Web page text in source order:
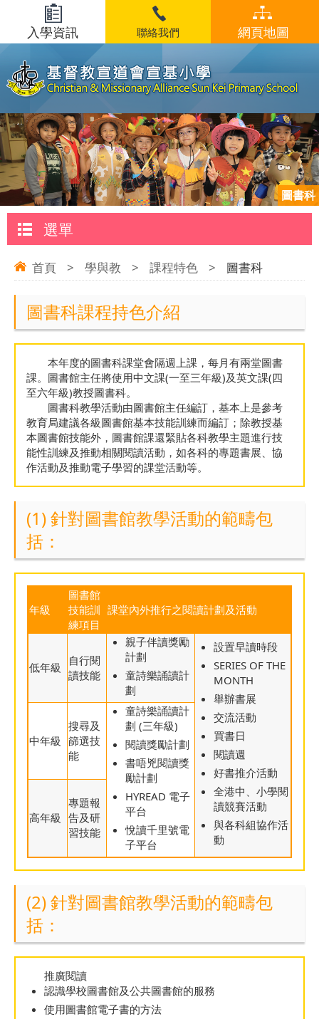
入學資訊 聯絡我們 網頁地圖
圖書科
選單
首頁 > 學與教 > 課程特色 > 圖書科
圖書科課程持色介紹
本年度的圖書科課堂會隔週上課，每月有兩堂圖書
課。圖書館主任將使用中文課(一至三年級)及英文課(四
至六年級)教授圖書科。
圖書科教學活動由圖書館主任編訂，基本上是參考
教育局建議各級圖書館基本技能訓練而編訂；除教授基
本圖書館技能外，圖書館課還緊貼各科教學主題進行技
能性訓練及推動相關閱讀活動，如各科的專題書展、協
作活動及推動電子學習的課堂活動等。
(1) 針對圖書館教學活動的範疇包
括：
年級
圖書館
技能訓
練項目
課堂內外推行之閱讀計劃及活動
低年級
自行閱
讀技能
親子伴讀獎勵
計劃
童詩樂誦讀計
劃
設置早讀時段
SERIES OF THE
MONTH
舉辦書展
交流活動
買書日
閱讀週
好書推介活動
全港中、小學閱
讀競賽活動
與各科組協作活
動
中年級
搜尋及
篩選技
能
童詩樂誦讀計
劃 (三年級)
閱讀獎勵計劃
書唔兇閱讀獎
勵計劃
HYREAD 電子
平台
悅讀千里號電
子平台
高年級
專題報
告及研
習技能
(2) 針對圖書館教學活動的範疇包
括：
推廣閱讀
認識學校圖書館及公共圖書館的服務
使用圖書館電子書的方法